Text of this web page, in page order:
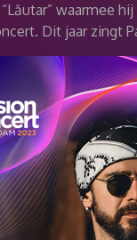
waarmee
Dit jaar zingt